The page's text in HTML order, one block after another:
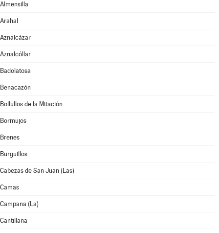
Almensilla
Arahal
Aznalcázar
Aznalcóllar
Badolatosa
Benacazón
Bollullos de la Mitación
Bormujos
Brenes
Burguillos
Cabezas de San Juan (Las)
Camas
Campana (La)
Cantillana